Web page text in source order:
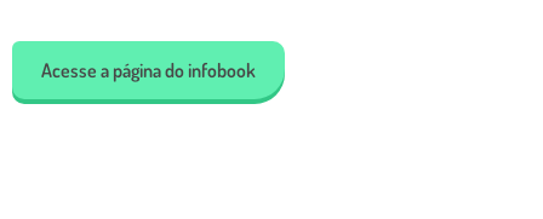
Acesse a página do infobook